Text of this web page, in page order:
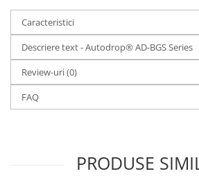
Caracteristici
Descriere text - Autodrop® AD-BGS Series
Review-uri(0)
FAQ
PRODUSE